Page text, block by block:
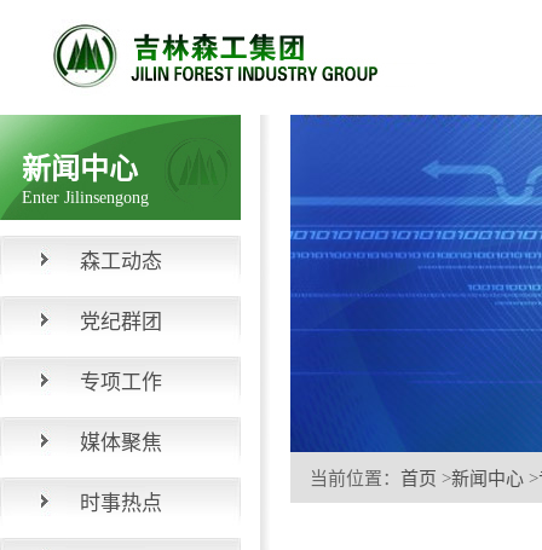
新闻中心
Enter Jilinsengong
森工动态
党纪群团
专项工作
媒体聚焦
时事热点
当前位置： 首页 >新闻中心 >